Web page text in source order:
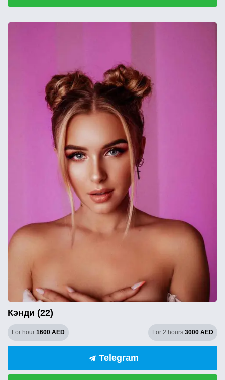
Кэнди (22)
For hour:1600 AED For 2 hours:3000 AED
Telegram